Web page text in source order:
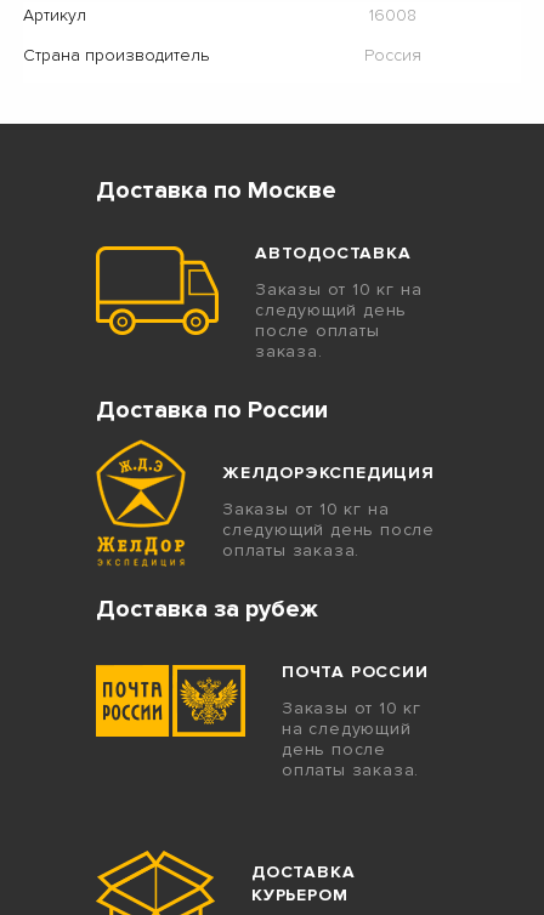
Артикул
16008
Страна производитель
Россия
Доставка по Москве
АВТОДОСТАВКА
Заказы от 10 кг на
следующий день
после оплаты
заказа.
Доставка по России
ЖЕЛДОРЭКСПЕДИЦИЯ
Заказы от 10 кг на
следующий день после
оплаты заказа.
Доставка за рубеж
ПОЧТА РОССИИ
Заказы от 10 кг
на следующий
день после
оплаты заказа.
ДОСТАВКА
КУРЬЕРОМ